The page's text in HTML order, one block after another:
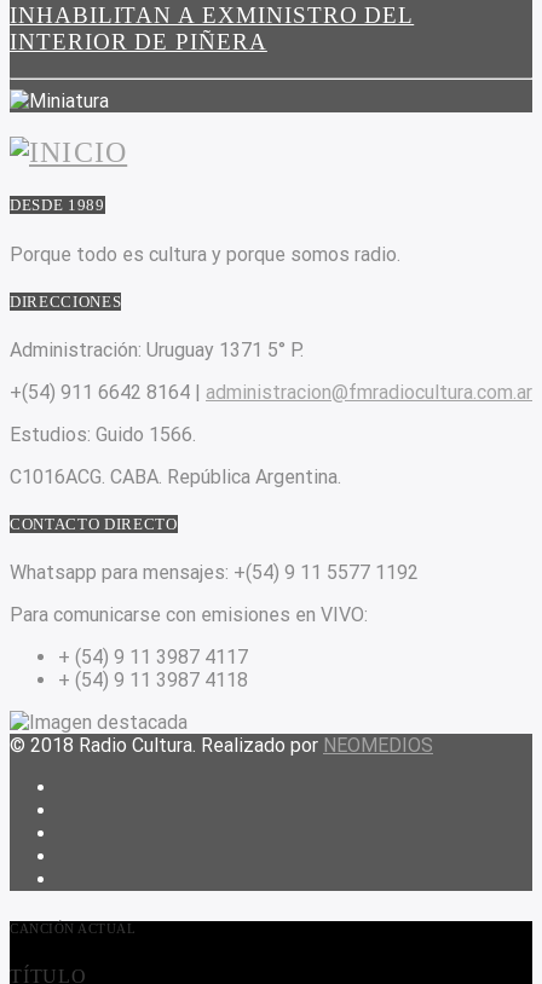
INHABILITAN A EXMINISTRO DEL
INTERIOR DE PIÑERA
DESDE 1989
Porque todo es cultura y porque somos radio.
DIRECCIONES
Administración: Uruguay 1371 5° P.
+(54) 911 6642 8164 | administracion@fmradiocultura.com.ar
Estudios: Guido 1566.
C1016ACG. CABA. República Argentina.
CONTACTO DIRECTO
Whatsapp para mensajes: +(54) 9 11 5577 1192
Para comunicarse con emisiones en VIVO:
+ (54) 9 11 3987 4117
+ (54) 9 11 3987 4118
© 2018 Radio Cultura. Realizado por NEOMEDIOS
CANCIÓN ACTUAL
TÍTULO